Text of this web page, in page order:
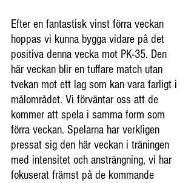
Efter en fantastisk vinst förra veckan
hoppas vi kunna bygga vidare på det
positiva denna vecka mot PK-35. Den
här veckan blir en tuffare match utan
tvekan mot ett lag som kan vara farligt i
målområdet. Vi förväntar oss att de
kommer att spela i samma form som
förra veckan. Spelarna har verkligen
pressat sig den här veckan i träningen
med intensitet och ansträngning, vi har
fokuserat främst på de kommande